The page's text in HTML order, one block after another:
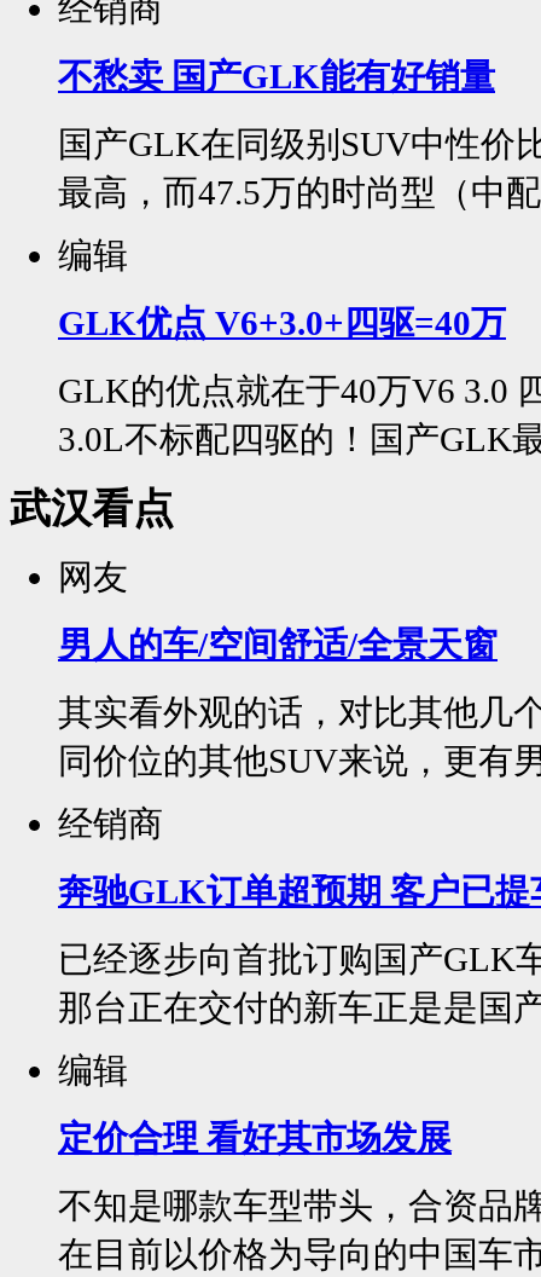
经销商
不愁卖 国产GLK能有好销量
国产GLK在同级别SUV中性价
最高，而47.5万的时尚型（中
编辑
GLK优点 V6+3.0+四驱=40万
GLK的优点就在于40万V6 3.0
3.0L不标配四驱的！国产GLK
武汉看点
网友
男人的车/空间舒适/全景天窗
其实看外观的话，对比其他几
同价位的其他SUV来说，更有
经销商
奔驰GLK订单超预期 客户已提
已经逐步向首批订购国产GLK
那台正在交付的新车正是是国
编辑
定价合理 看好其市场发展
不知是哪款车型带头，合资品
在目前以价格为导向的中国车